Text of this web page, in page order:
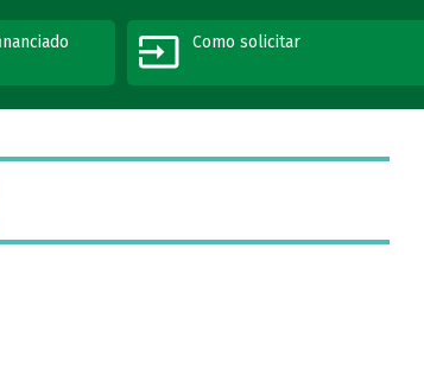
Como solicitar